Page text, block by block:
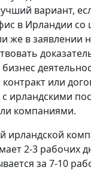
вариант,
в Ирландии со
же в заявлении
или
с ирландскими
компаниями.
ирландской
2-3 рабочих
за 7-10